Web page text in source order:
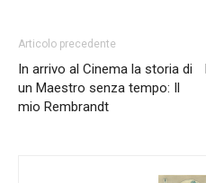
Articolo precedente
In arrivo al Cinema la storia di
un Maestro senza tempo: Il
mio Rembrandt